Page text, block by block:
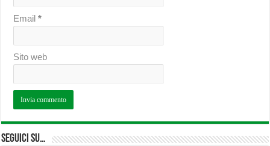
Email*
Sito web
Seguici su…